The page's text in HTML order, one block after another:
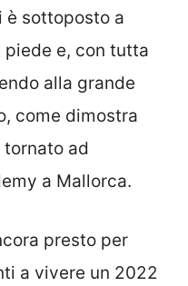
è sottoposto a
e, con tutta
alla grande
come dimostra
ad
a Mallorca.
presto per
a vivere un 2022